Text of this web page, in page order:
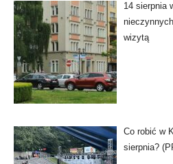
14 sierpnia
wizytą
Co robić w
sierpnia?